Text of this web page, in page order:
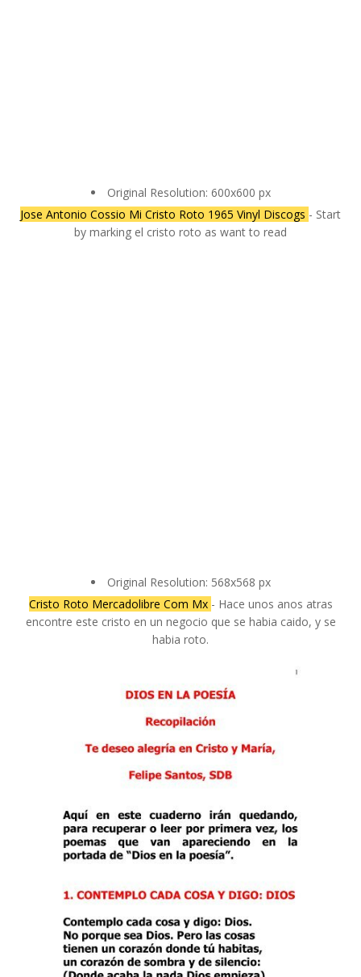
Original Resolution: 600x600 px
Jose Antonio Cossio Mi Cristo Roto 1965 Vinyl Discogs - Start
by marking el cristo roto as want to read
Original Resolution: 568x568 px
Cristo Roto Mercadolibre Com Mx - Hace unos anos atras
encontre este cristo en un negocio que se habia caido, y se
habia roto.